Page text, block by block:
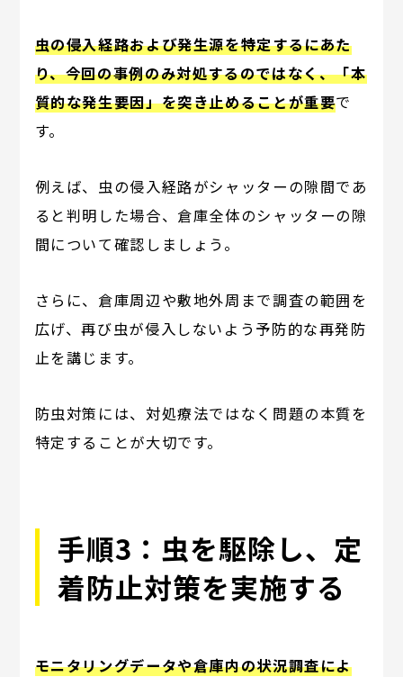
虫の侵入経路および発生源を特定するにあた
り、今回の事例のみ対処するのではなく、「本
質的な発生要因」を突き止めることが重要で
す。
例えば、虫の侵入経路がシャッターの隙間であ
ると判明した場合、倉庫全体のシャッターの隙
間について確認しましょう。
さらに、倉庫周辺や敷地外周まで調査の範囲を
広げ、再び虫が侵入しないよう予防的な再発防
止を講じます。
防虫対策には、対処療法ではなく問題の本質を
特定することが大切です。
手順3：虫を駆除し、定
着防止対策を実施する
モニタリングデータや倉庫内の状況調査によ